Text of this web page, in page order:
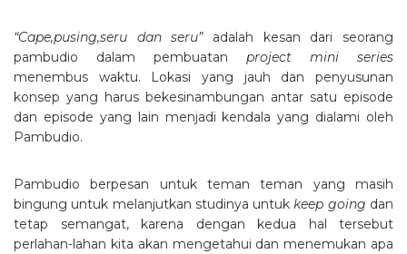
“Cape,pusing,seru dan seru” adalah kesan dari seorang
pambudio dalam pembuatan project mini series
menembus waktu. Lokasi yang jauh dan penyusunan
konsep yang harus bekesinambungan antar satu episode
dan episode yang lain menjadi kendala yang dialami oleh
Pambudio.
Pambudio berpesan untuk teman teman yang masih
bingung untuk melanjutkan studinya untukkeep going dan
tetap semangat, karena dengan kedua hal tersebut
perlahan-lahan kita akan mengetahui dan menemukan apa